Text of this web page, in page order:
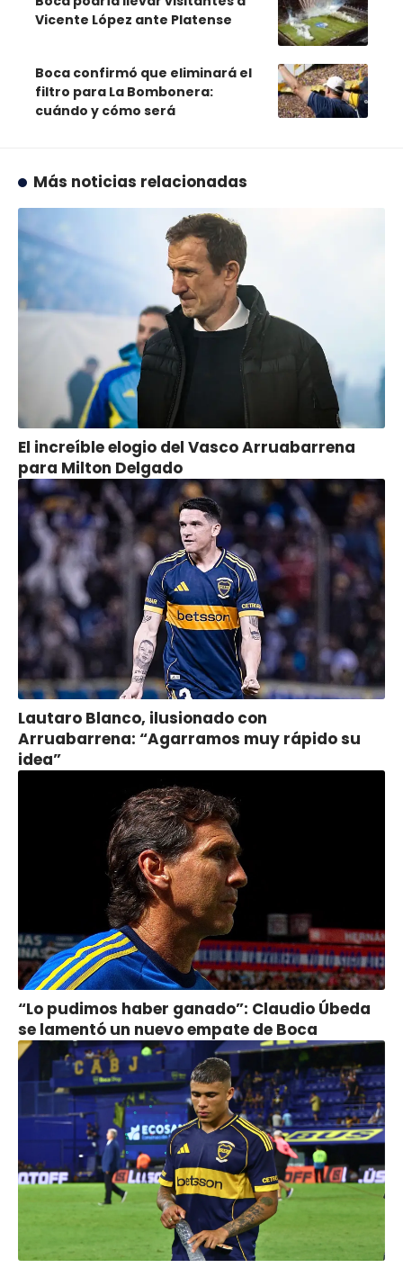
Vicente López ante Platense
Boca confirmó que eliminará el
filtro para La Bombonera:
cuándo y cómo será
Más noticias relacionadas
El increíble elogio del Vasco Arruabarrena
para Milton Delgado
Lautaro Blanco, ilusionado con
Arruabarrena: “Agarramos muy rápido su
idea”
“Lo pudimos haber ganado”: Claudio Úbeda
se lamentó un nuevo empate de Boca